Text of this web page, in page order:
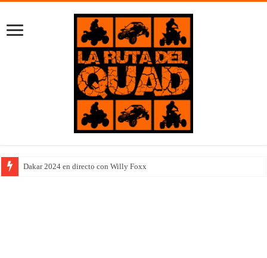
Dakar 2024 en directo con Willy Foxx